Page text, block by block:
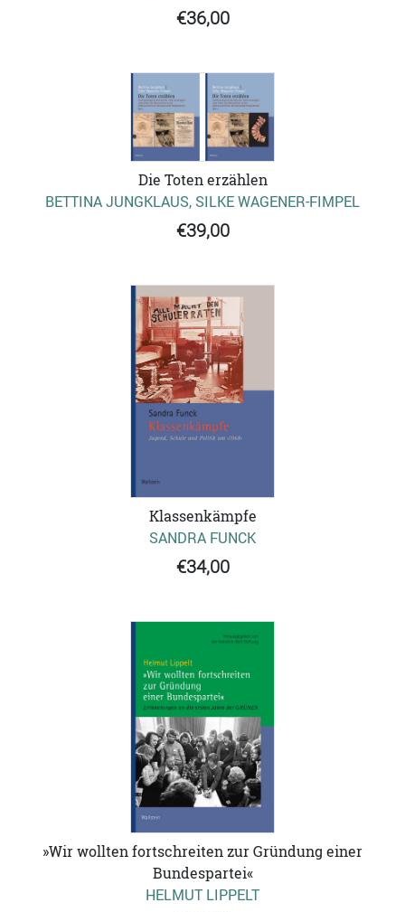
€36,00
Die Toten erzählen
BETTINA JUNGKLAUS, SILKE WAGENER-FIMPEL
€39,00
Klassenkämpfe
SANDRA FUNCK
€34,00
»Wir wollten fortschreiten zur Gründung einer
Bundespartei«
HELMUT LIPPELT